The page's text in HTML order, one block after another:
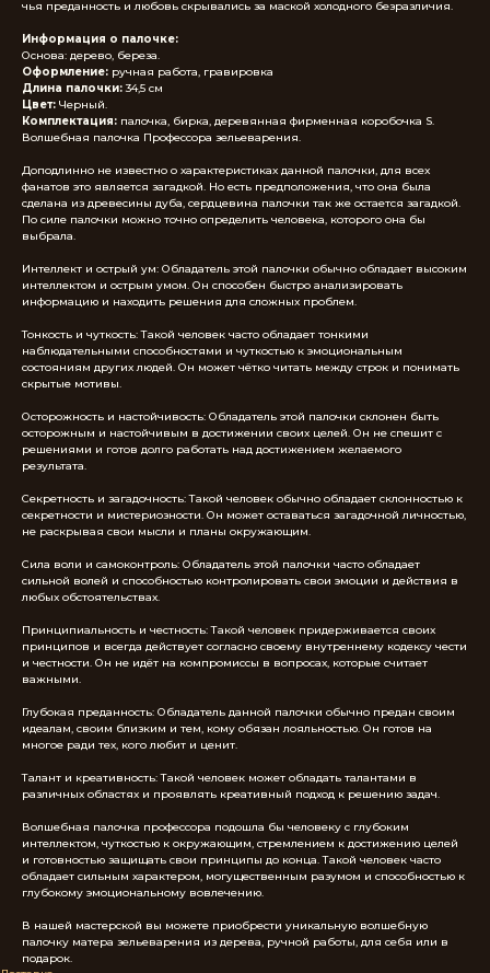
чья преданность и любовь скрывались за маской холодного безразличия.
Информация о палочке:
Основа: дерево, береза.
Оформление: ручная работа, гравировка
Длина палочки:34,5 см
Цвет: Черный.
Комплектация: палочка, бирка, деревянная фирменная коробочка S.
Волшебная палочка Профессора зельеварения.
Доподлинно не известно о характеристиках данной палочки, для всех
фанатов это является загадкой. Но есть предположения, что она была
сделана из древесины дуба, сердцевина палочки так же остается загадкой.
По силе палочки можно точно определить человека, которого она бы
выбрала.
Интеллект и острый ум: Обладатель этой палочки обычно обладает высоким
интеллектом и острым умом. Он способен быстро анализировать
информацию и находить решения для сложных проблем.
Тонкость и чуткость: Такой человек часто обладает тонкими
наблюдательными способностями и чуткостью к эмоциональным
состояниям других людей. Он может чётко читать между строк и понимать
скрытые мотивы.
Осторожность и настойчивость: Обладатель этой палочки склонен быть
осторожным и настойчивым в достижении своих целей. Он не спешит с
решениями и готов долго работать над достижением желаемого
результата.
Секретность и загадочность: Такой человек обычно обладает склонностью к
секретности и мистериозности. Он может оставаться загадочной личностью,
не раскрывая свои мысли и планы окружающим.
Сила воли и самоконтроль: Обладатель этой палочки часто обладает
сильной волей и способностью контролировать свои эмоции и действия в
любых обстоятельствах.
Принципиальность и честность: Такой человек придерживается своих
принципов и всегда действует согласно своему внутреннему кодексу чести
и честности. Он не идёт на компромиссы в вопросах, которые считает
важными.
Глубокая преданность: Обладатель данной палочки обычно предан своим
идеалам, своим близким и тем, кому обязан лояльностью. Он готов на
многое ради тех, кого любит и ценит.
Талант и креативность: Такой человек может обладать талантами в
различных областях и проявлять креативный подход к решению задач.
Волшебная палочка профессора подошла бы человеку с глубоким
интеллектом, чуткостью к окружающим, стремлением к достижению целей
и готовностью защищать свои принципы до конца. Такой человек часто
обладает сильным характером, могущественным разумом и способностью к
глубокому эмоциональному вовлечению.
В нашей мастерской вы можете приобрести уникальную волшебную
палочку матера зельеварения из дерева, ручной работы, для себя или в
подарок.